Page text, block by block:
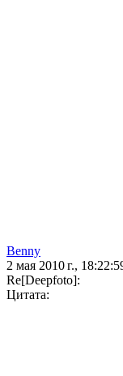
Benny
2 мая 2010 г.,
Re[Deepfoto]:
Цитата: